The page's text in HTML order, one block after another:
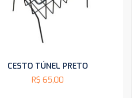
CESTO TÚNEL PRETO
R$ 65,00